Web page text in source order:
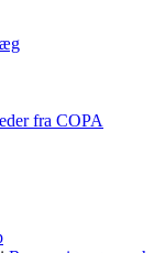
fra COPA